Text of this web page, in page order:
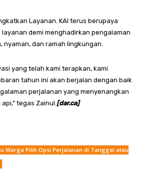
Layanan. KAI terus berupaya
demi menghadirkan pengalaman
nyaman, dan ramah lingkungan.
yang telah kami terapkan, kami
tahun ini akan berjalan dengan baik
perjalanan yang menyenangkan
tegas Zainul. [dar.ca]
Warga Pilih Opsi Perjalanan di Tanggal atau